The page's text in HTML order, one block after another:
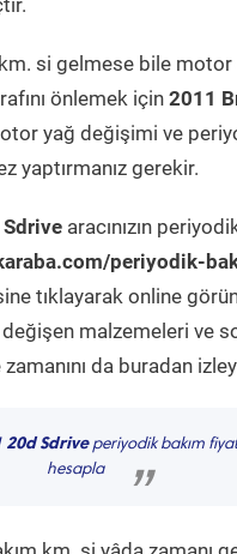
si gelmese bile
önlemek için 2011
yağ değişimi ve
yaptırmanız gerekir.
aracınızın
periyodik-
tıklayarak online
malzemeleri ve
da buradan
20d Sdriveperiyodik bakım
hesapla
”